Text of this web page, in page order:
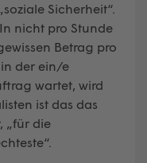
Sicherheit“.
nicht pro Stunde
Betrag pro
der ein/e
wartet, wird
ist das das
„für die